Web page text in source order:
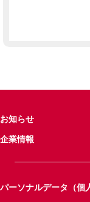
お知らせ
企業情報
パーソナルデータ（個